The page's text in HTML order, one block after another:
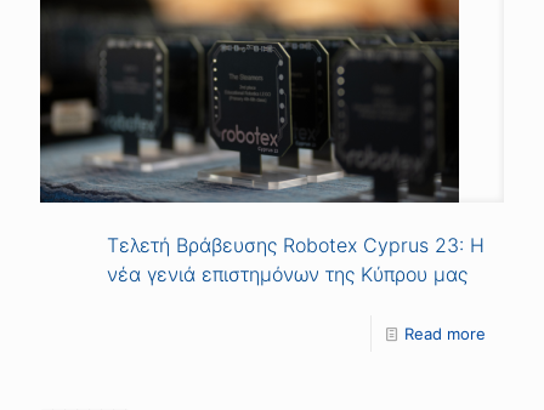
Τελετή Βράβευσης Robotex Cyprus 23: Η
νέα γενιά επιστημόνων της Κύπρου μας
Read more